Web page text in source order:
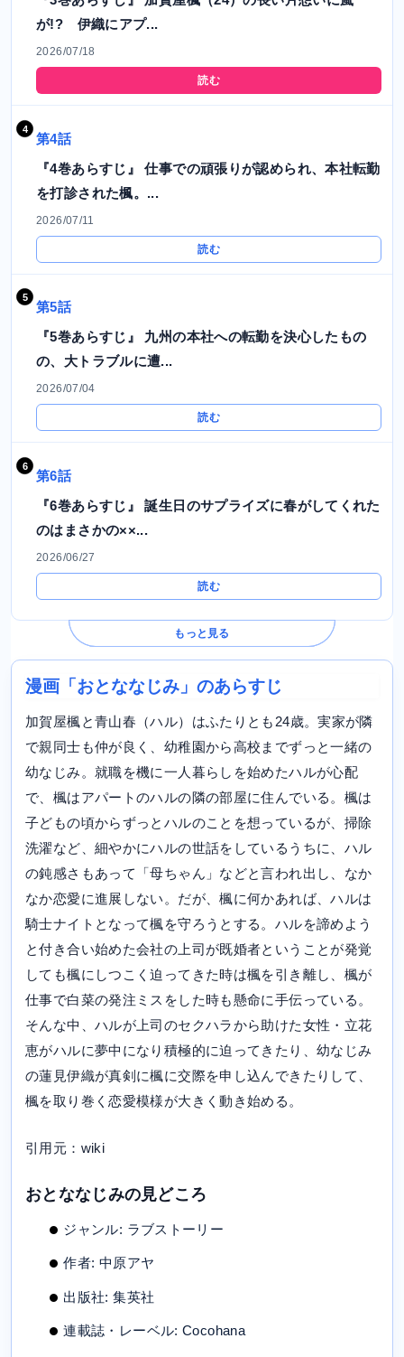
が!? 伊織にアプ...
2026/07/18
読む
第4話
『4巻あらすじ』 仕事での頑張りが認められ、本社転勤
を打診された楓。...
2026/07/11
読む
第5話
『5巻あらすじ』 九州の本社への転勤を決心したもの
の、大トラブルに遭...
2026/07/04
読む
第6話
『6巻あらすじ』 誕生日のサプライズに春がしてくれた
のはまさかの××...
2026/06/27
読む
もっと見る
漫画「おとななじみ」のあらすじ
加賀屋楓と青山春（ハル）はふたりとも24歳。実家が隣
で親同士も仲が良く、幼稚園から高校までずっと一緒の
幼なじみ。就職を機に一人暮らしを始めたハルが心配
で、楓はアパートのハルの隣の部屋に住んでいる。楓は
子どもの頃からずっとハルのことを想っているが、掃除
洗濯など、細やかにハルの世話をしているうちに、ハル
の鈍感さもあって「母ちゃん」などと言われ出し、なか
なか恋愛に進展しない。だが、楓に何かあれば、ハルは
騎士ナイトとなって楓を守ろうとする。ハルを諦めよう
と付き合い始めた会社の上司が既婚者ということが発覚
しても楓にしつこく迫ってきた時は楓を引き離し、楓が
仕事で白菜の発注ミスをした時も懸命に手伝っている。
そんな中、ハルが上司のセクハラから助けた女性・立花
恵がハルに夢中になり積極的に迫ってきたり、幼なじみ
の蓮見伊織が真剣に楓に交際を申し込んできたりして、
楓を取り巻く恋愛模様が大きく動き始める。
引用元：wiki
おとななじみの見どころ
ジャンル: ラブストーリー
作者: 中原アヤ
出版社: 集英社
連載誌・レーベル: Cocohana